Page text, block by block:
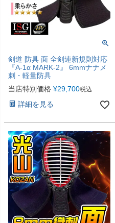
剣道 防具 面 全剣連新規則対応
『A-1α MARK-2』 6mmナナメ
刺・軽量防具
当店特別価格 ¥29,700税込
詳細を見る